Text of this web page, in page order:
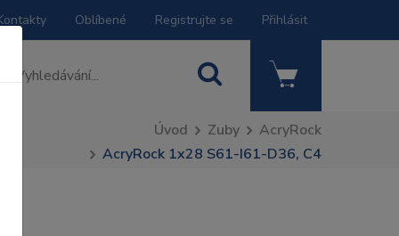
Oblíbené Registrujte se Přihlásit
Úvod Zuby
AcryRock
AcryRock 1x28 S61-I61-D36, C4